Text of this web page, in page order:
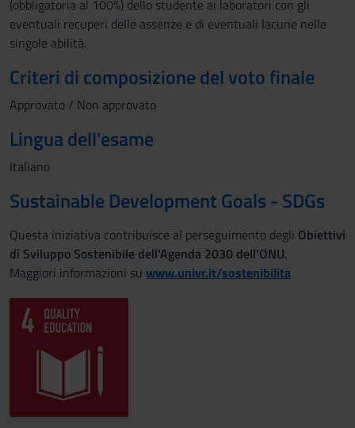
(obbligatoria al 100%) dello studente ai laboratori con gli
eventuali recuperi delle assenze e di eventuali lacune nelle
singole abilità.
Criteri di composizione del voto finale
Approvato / Non approvato
Lingua dell'esame
Italiano
Sustainable Development Goals - SDGs
Questa iniziativa contribuisce al perseguimento degli Obiettivi
di Sviluppo Sostenibile dell'Agenda 2030 dell'ONU.
Maggiori informazioni su www.univr.it/sostenibilita